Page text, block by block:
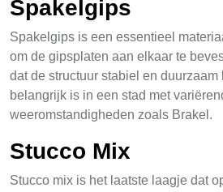
Spakelgips
Spakelgips is een essentieel
om de gipsplaten aan elkaar te
dat de structuur stabiel en duurzaam
belangrijk is in een stad met
weeromstandigheden zoals Brakel.
Stucco Mix
Stucco mix is het laatste laagje dat